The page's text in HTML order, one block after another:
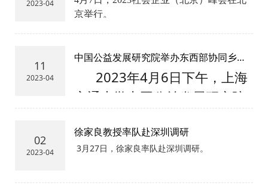
导、上海伯乐产业人才发展基
金会支持的中国式现代化与基
层治理高质量发展研讨会在上
海交大徐汇校区召开，以深化
基层社会治理研究，贯彻习近
平新时代中国特色社会主义思
想，用党的创新理论统一思
想、统一意志、统一行动，实
2023-04
京举行。
11
2023-04
中国公益发展研究院举办东西部协同乡村
振兴公益示范点创建座谈会
2023年4月6日下午，上海
交通大学中国公益发展研究院
疆生产建设兵团红石慈善基金
会在上海交通大学徐汇校区新
02
2023-04
徐家良教授率队赴深圳调研
3月27日，徐家良率队赴深圳调研。